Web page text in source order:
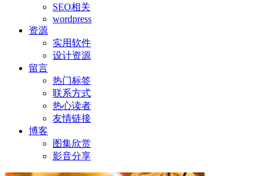
SEO相关
wordpress
资源
实用软件
设计资源
留言
热门标签
联系方式
热心读者
友情链接
博客
图集欣赏
影音分享